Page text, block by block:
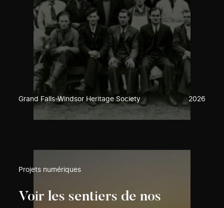
Grand Falls-Windsor Heritage Society 2026
Projets numériques
Voir les sentiers de nos